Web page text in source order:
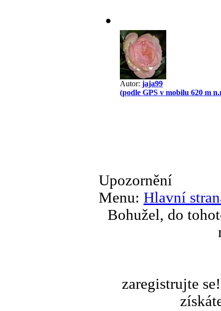
Autor: jaja99
(podle GPS v mobilu 620 m
Upozornění
Menu: Hlavní
Bohužel, do
zaregistrujte